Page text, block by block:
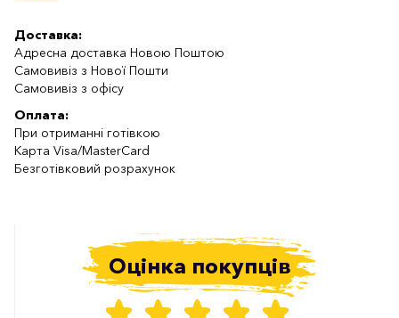
Доставка:
Адресна доставка Новою Поштою
Самовивіз з Нової Пошти
Самовивіз з офісу
Оплата:
При отриманні готівкою
Карта Visa/MasterCard
Безготівковий розрахунок
Оцінка покупців